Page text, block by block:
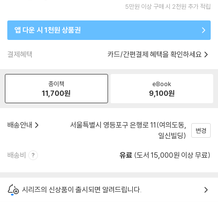
5만원 이상 구매 시 2천원 추가 적립
앱 다운 시 1천원 상품권
결제혜택 카드/간편결제 혜택을 확인하세요
종이책
11,700원
eBook
9,100원
배송안내
서울특별시 영등포구 은행로 11(여의도동,
일신빌딩)
변경
배송비 유료 (도서 15,000원 이상 무료)
시리즈의 신상품이 출시되면 알려드립니다.